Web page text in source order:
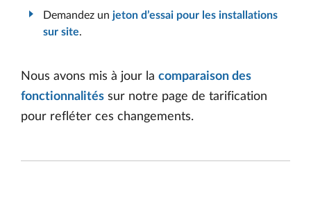
Demandez un jeton d’essai pour les installations
sur site.
Nous avons mis à jour la comparaison des
fonctionnalités sur notre page de tarification
pour refléter ces changements.